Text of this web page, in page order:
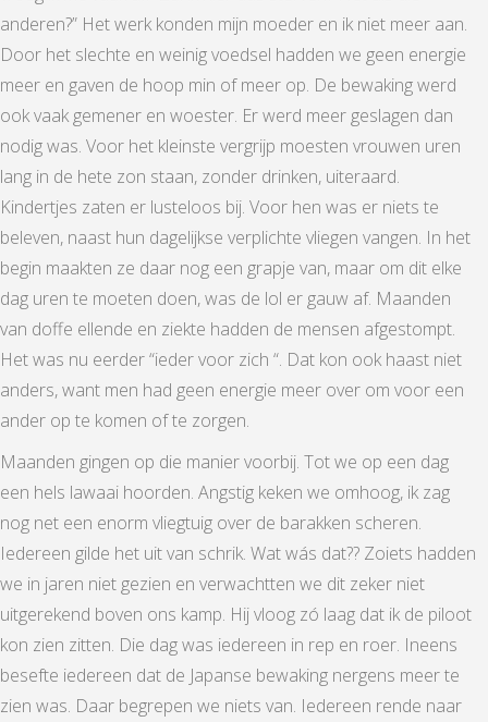
anderen?” Het werk konden mijn moeder en ik niet meer aan.
Door het slechte en weinig voedsel hadden we geen energie
meer en gaven de hoop min of meer op. De bewaking werd
ook vaak gemener en woester. Er werd meer geslagen dan
nodig was. Voor het kleinste vergrijp moesten vrouwen uren
lang in de hete zon staan, zonder drinken, uiteraard.
Kindertjes zaten er lusteloos bij. Voor hen was er niets te
beleven, naast hun dagelijkse verplichte vliegen vangen. In het
begin maakten ze daar nog een grapje van, maar om dit elke
dag uren te moeten doen, was de lol er gauw af. Maanden
van doffe ellende en ziekte hadden de mensen afgestompt.
Het was nu eerder “ieder voor zich “. Dat kon ook haast niet
anders, want men had geen energie meer over om voor een
ander op te komen of te zorgen.
Maanden gingen op die manier voorbij. Tot we op een dag
een hels lawaai hoorden. Angstig keken we omhoog, ik zag
nog net een enorm vliegtuig over de barakken scheren.
Iedereen gilde het uit van schrik. Wat wás dat?? Zoiets hadden
we in jaren niet gezien en verwachtten we dit zeker niet
uitgerekend boven ons kamp. Hij vloog zó laag dat ik de piloot
kon zien zitten. Die dag was iedereen in rep en roer. Ineens
besefte iedereen dat de Japanse bewaking nergens meer te
zien was. Daar begrepen we niets van. Iedereen rende naar